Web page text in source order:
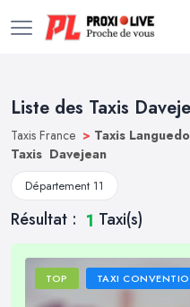
Liste des Taxis
Taxis France > Taxis
Taxis Davejean
Département 11
Résultat : 1 Taxi(s)
TOP TAXI